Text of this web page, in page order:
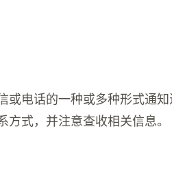
或电话的一种或多种形式通
式，并注意查收相关信息。